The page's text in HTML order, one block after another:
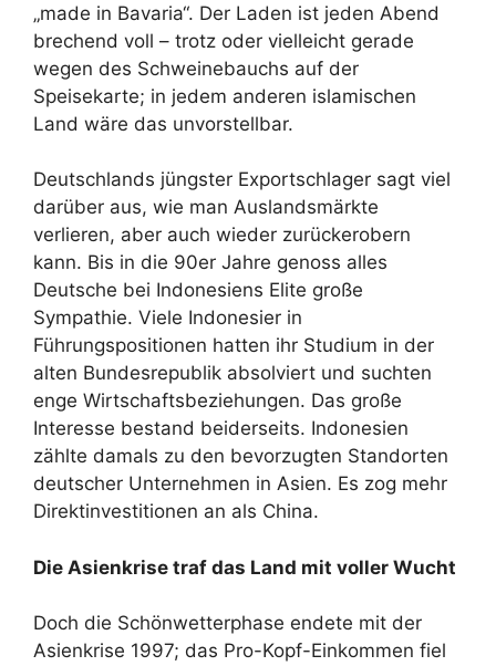
„made in Bavaria“. Der Laden ist jeden Abend
brechend voll – trotz oder vielleicht gerade
wegen des Schweinebauchs auf der
Speisekarte; in jedem anderen islamischen
Land wäre das unvorstellbar.
Deutschlands jüngster Exportschlager sagt viel
darüber aus, wie man Auslandsmärkte
verlieren, aber auch wieder zurückerobern
kann. Bis in die 90er Jahre genoss alles
Deutsche bei Indonesiens Elite große
Sympathie. Viele Indonesier in
Führungspositionen hatten ihr Studium in der
alten Bundesrepublik absolviert und suchten
enge Wirtschaftsbeziehungen. Das große
Interesse bestand beiderseits. Indonesien
zählte damals zu den bevorzugten Standorten
deutscher Unternehmen in Asien. Es zog mehr
Direktinvestitionen an als China.
Die Asienkrise traf das Land mit voller Wucht
Doch die Schönwetterphase endete mit der
Asienkrise 1997; das Pro-Kopf-Einkommen fiel